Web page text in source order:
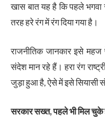
खास बात यह है कि पहले भगवा
तरह हरे रंग में रंग दिया गया है।
राजनीतिक जानकार इसे महज
संदेश मान रहे हैं। हरा रंग
जुड़ा हुआ है, ऐसे में इसे सियासी
सरकार सख्त, पहले भी मिल चुके